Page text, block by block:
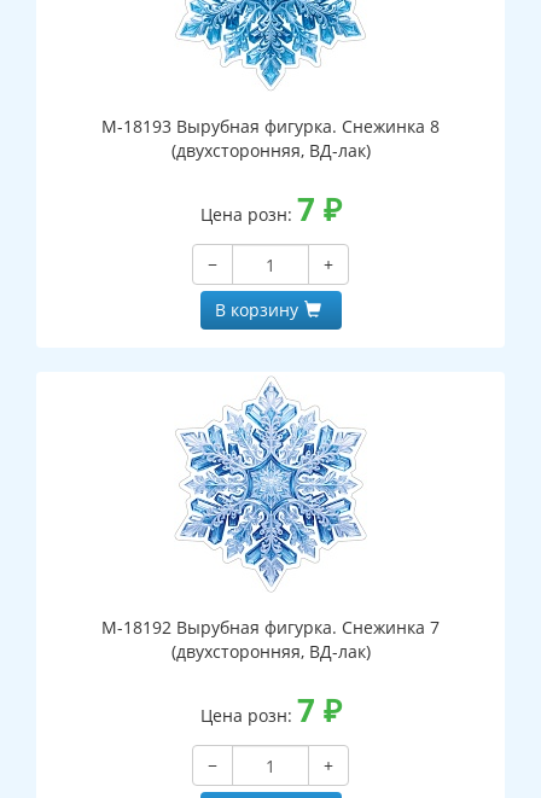
М-18193 Вырубная фигурка. Снежинка 8
(двухсторонняя, ВД-лак)
Цена розн: 7 ₽
−
+
В корзину
М-18192 Вырубная фигурка. Снежинка 7
(двухсторонняя, ВД-лак)
Цена розн: 7 ₽
−
+